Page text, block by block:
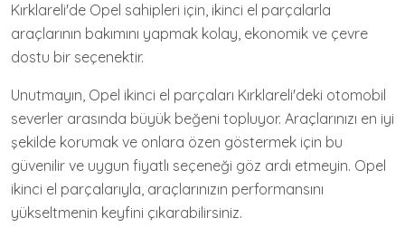
Kırklareli'de Opel sahipleri için, ikinci el parçalarla
araçlarının bakımını yapmak kolay, ekonomik ve çevre
dostu bir seçenektir.
Unutmayın, Opel ikinci el parçaları Kırklareli'deki otomobil
severler arasında büyük beğeni topluyor. Araçlarınızı en iyi
şekilde korumak ve onlara özen göstermek için bu
güvenilir ve uygun fiyatlı seçeneği göz ardı etmeyin. Opel
ikinci el parçalarıyla, araçlarınızın performansını
yükseltmenin keyfini çıkarabilirsiniz.